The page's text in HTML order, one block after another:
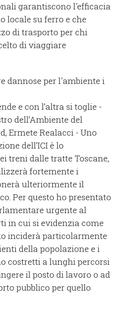
garantiscono l'efficacia
locale su ferro e che
di trasporto per chi
di viaggiare
dannose per l'ambiente i
e con l’altra si toglie -
dell’Ambiente del
Ermete Realacci - Uno
dell’ICI è lo
treni dalle tratte Toscane,
fortemente i
ulteriormente il
Per questo ho presentato
urgente al
in cui si evidenzia come
inciderà particolarmente
della popolazione e i
costretti a lunghi percorsi
il posto di lavoro o ad
pubblico per quello